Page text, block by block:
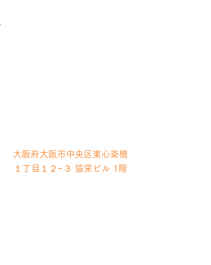
大阪府大阪市中央区東心斎橋
１丁目１２−３ 協栄ビル 1階